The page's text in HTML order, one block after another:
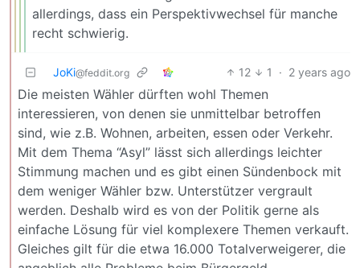
allerdings, dass ein Perspektivwechsel für manche
recht schwierig.
JoKi@feddit.org 12 1 · 2 years ago
Die meisten Wähler dürften wohl Themen
interessieren, von denen sie unmittelbar betroffen
sind, wie z.B. Wohnen, arbeiten, essen oder Verkehr.
Mit dem Thema “Asyl” lässt sich allerdings leichter
Stimmung machen und es gibt einen Sündenbock mit
dem weniger Wähler bzw. Unterstützer vergrault
werden. Deshalb wird es von der Politik gerne als
einfache Lösung für viel komplexere Themen verkauft.
Gleiches gilt für die etwa 16.000 Totalverweigerer, die